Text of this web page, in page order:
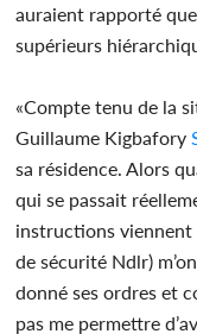
auraient rapporté
supérieurs
«Compte tenu de la
Guillaume Kigbafory
sa résidence. Alors
qui se passait
instructions viennent
de sécurité Ndlr)
donné ses ordres et
pas me permettre